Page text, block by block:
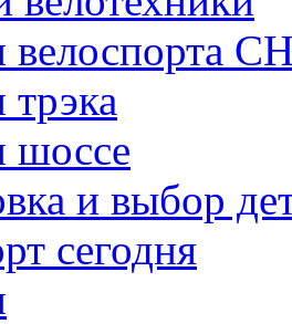
велоспорта
шоссе
и выбор
сегодня